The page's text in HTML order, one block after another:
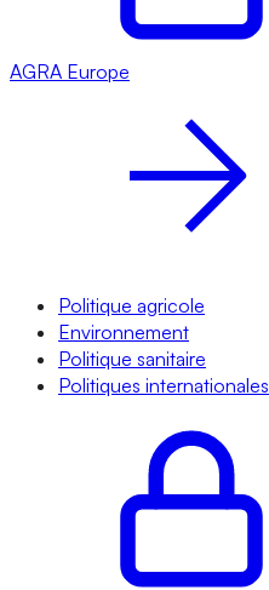
AGRA Europe
Politique agricole
Environnement
Politique sanitaire
Politiques internationales